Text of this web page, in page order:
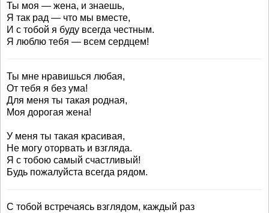
Ты моя — жена, и знаешь,
Я так рад — что мы вместе,
И с тобой я буду всегда честным.
Я люблю тебя — всем сердцем!
Ты мне нравишься любая,
От тебя я без ума!
Для меня ты такая родная,
Моя дорогая жена!
У меня ты такая красивая,
Не могу оторвать и взгляда.
Я с тобою самый счастливый!
Будь пожалуйста всегда рядом.
С тобой встречаясь взглядом, каждый раз